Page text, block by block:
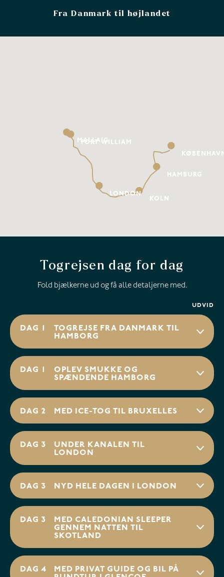
Fra Danmark til højlandet
HAMBURG
LONDON
KÖLN
FORT WILLIAM
MALLAIG
Togrejsen dag for dag
Fold bjælkerne ud og få alle detaljerne med.
UDVID
DAG 1
TOGREJSE FRA DANMARK TIL
HAMBORG
DAG 1
OPLEV SMUKKE OG
SPÆNDENDE HAMBORG
DAG 2 MED ICE-TOG TIL BRUXELLES
DAG 3
UNDER KANALEN TIL
LONDON
DAG 3 NYD HELE DAGEN I LONDON
DAG 3
MED CALEDONIAN SLEEPER
GENNEM NATTEN TIL
SKOTLAND
DAG 4
MED PRIVAT GUIDE OG BIL PÅ